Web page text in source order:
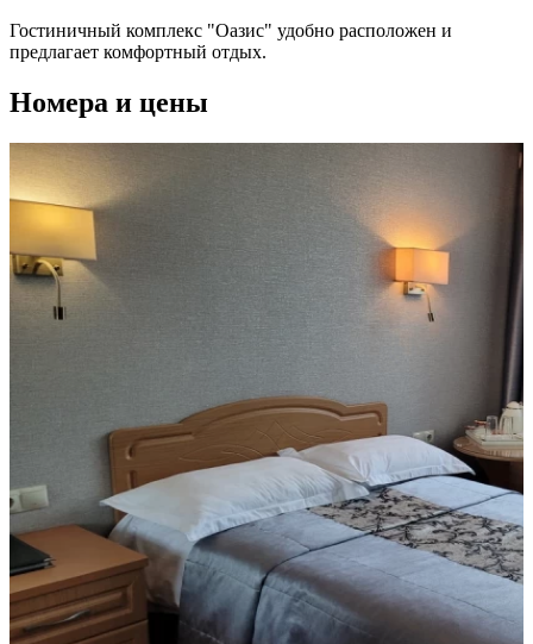
Гостиничный комплекс "Оазис" удобно расположен и
предлагает комфортный отдых.
Номера и цены